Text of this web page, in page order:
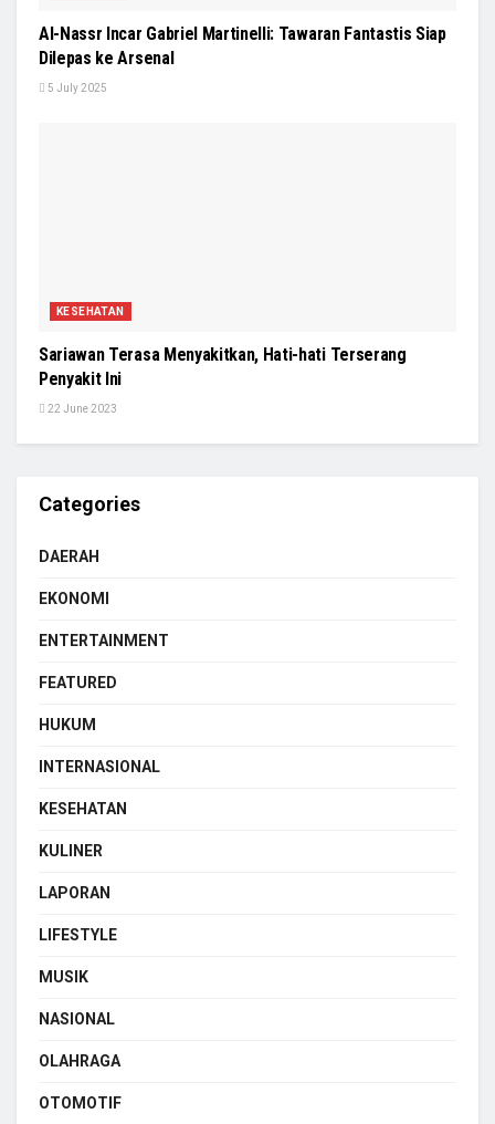
Al-Nassr Incar Gabriel Martinelli: Tawaran Fantastis Siap
Dilepas ke Arsenal
5 July 2025
KESEHATAN
Sariawan Terasa Menyakitkan, Hati-hati Terserang
Penyakit Ini
22 June 2023
Categories
DAERAH
EKONOMI
ENTERTAINMENT
FEATURED
HUKUM
INTERNASIONAL
KESEHATAN
KULINER
LAPORAN
LIFESTYLE
MUSIK
NASIONAL
OLAHRAGA
OTOMOTIF